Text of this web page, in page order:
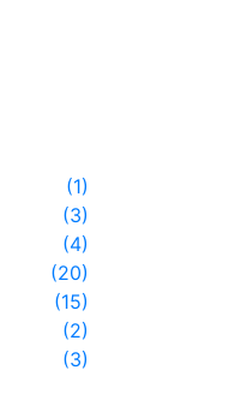
(1)
(3)
(4)
(20)
(15)
(2)
(3)